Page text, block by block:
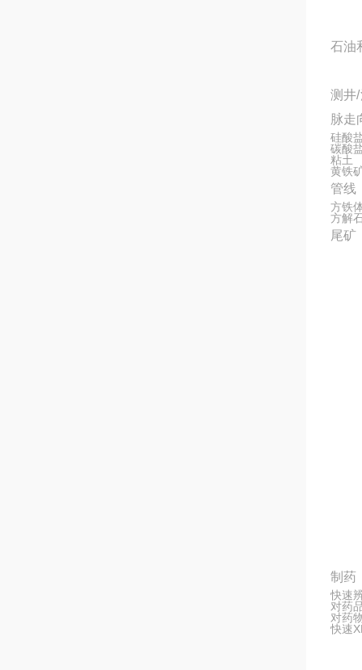
石油
测井
脉走
硅酸
碳酸
粘土
黄铁
管线
方铁
方解
尾矿
制药
快速
对药
对药
快速